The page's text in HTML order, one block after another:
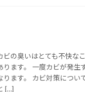
ビの臭いはとても不快な
ります。 一度カビが発生
ります。 カビ対策につい
[…]